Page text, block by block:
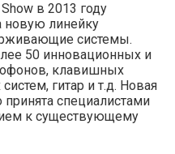
в 2013 году
новую линейку
системы.
50 инновационных и
клавишных
гитар и т.д. Новая
специалистами
к существующему